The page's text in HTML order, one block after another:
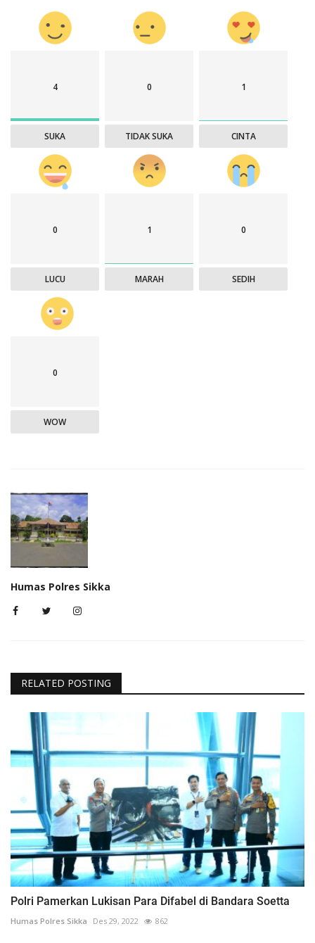
4
SUKA
0
TIDAK SUKA
1
CINTA
0
LUCU
1
MARAH
0
SEDIH
0
WOW
Humas Polres Sikka
RELATED POSTING
Polri Pamerkan Lukisan Para Difabel di Bandara Soetta
Humas Polres Sikka Des 29, 2022 862